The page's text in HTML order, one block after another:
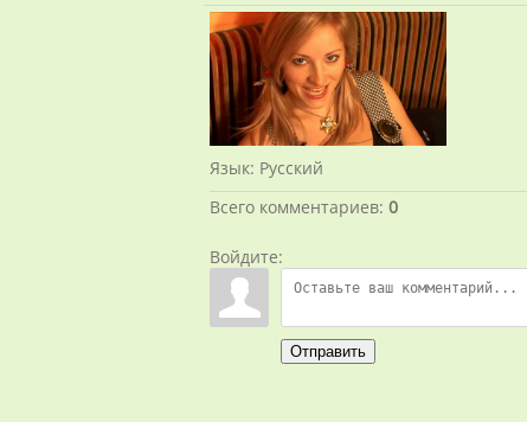
Язык: Русский
Всего комментариев: 0
Войдите:
Отправить